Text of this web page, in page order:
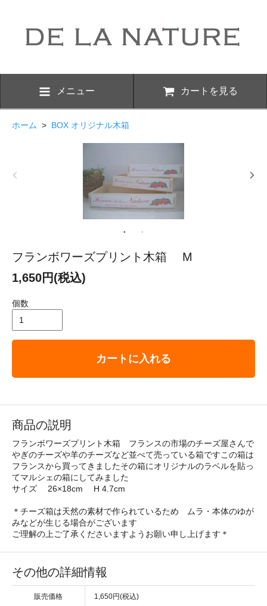
メニュー カートを見る
ホーム > BOX オリジナル木箱
フランボワーズプリント木箱 M
1,650円(税込)
個数
カートに入れる
商品の説明
フランボワーズプリント木箱 フランスの市場のチーズ屋さんで
やぎのチーズや羊のチーズなど並べて売っている箱ですこの箱は
フランスから買ってきましたその箱にオリジナルのラベルを貼っ
てマルシェの箱にしてみました
サイズ 26×18cm H 4.7cm
＊チーズ箱は天然の素材で作られているため ムラ・本体のゆが
みなどが生じる場合がございます
ご理解の上ご了承くださいますようお願い申し上げます＊
その他の詳細情報
販売価格 1,650円(税込)